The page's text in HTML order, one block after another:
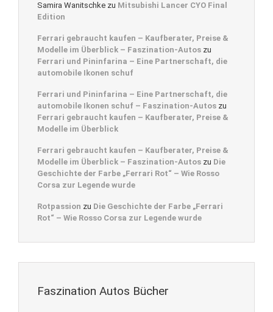
Samira Wanitschke zu Mitsubishi Lancer CYO Final
Edition
Ferrari gebraucht kaufen – Kaufberater, Preise &
Modelle im Überblick – Faszination-Autos zu
Ferrari und Pininfarina – Eine Partnerschaft, die
automobile Ikonen schuf
Ferrari und Pininfarina – Eine Partnerschaft, die
automobile Ikonen schuf – Faszination-Autos zu
Ferrari gebraucht kaufen – Kaufberater, Preise &
Modelle im Überblick
Ferrari gebraucht kaufen – Kaufberater, Preise &
Modelle im Überblick – Faszination-Autos zu Die
Geschichte der Farbe „Ferrari Rot“ – Wie Rosso
Corsa zur Legende wurde
Rotpassion zu Die Geschichte der Farbe „Ferrari
Rot“ – Wie Rosso Corsa zur Legende wurde
Faszination Autos Bücher